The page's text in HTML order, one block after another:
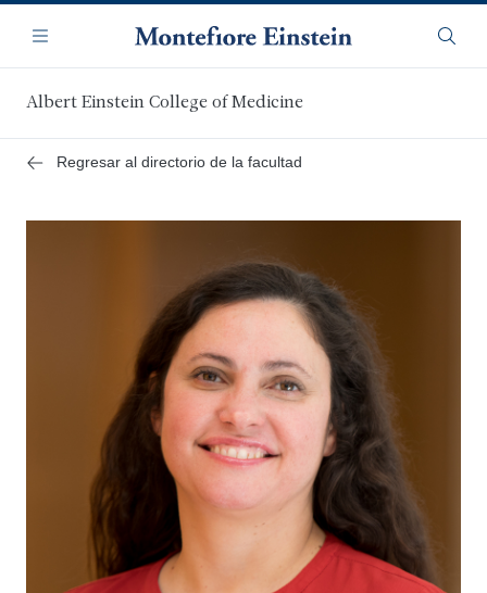
contenido
principal
Navegación
Menú
Albert Einstein College of Medicine
Regresar al directorio de la facultad